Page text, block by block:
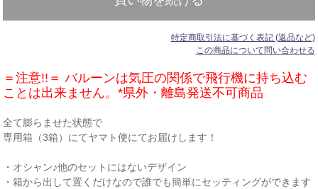
特定商取引法に基づく表記 (返品など)
この商品について問い合わせる
＝注意!!＝ バルーンは気圧の関係で飛行機に持ち込む
ことは出来ません。*県外・離島発送不可商品
全て膨らませた状態で
専用箱（3箱）にてヤマト便にてお届けします！
・オシャン♪他のセットにはないデザイン
・箱から出して置くだけなので誰でも簡単にセッティングができます